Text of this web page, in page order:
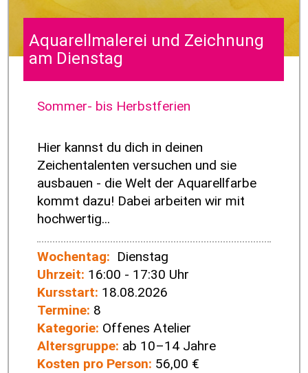
Aquarellmalerei und Zeichnung
am Dienstag
Sommer- bis Herbstferien
Hier kannst du dich in deinen
Zeichentalenten versuchen und sie
ausbauen - die Welt der Aquarellfarbe
kommt dazu! Dabei arbeiten wir mit
hochwertig...
Wochentag: Dienstag
Uhrzeit: 16:00 - 17:30 Uhr
Kursstart: 18.08.2026
Termine: 8
Kategorie: Offenes Atelier
Altersgruppe: ab 10–14 Jahre
Kosten pro Person: 56,00 €